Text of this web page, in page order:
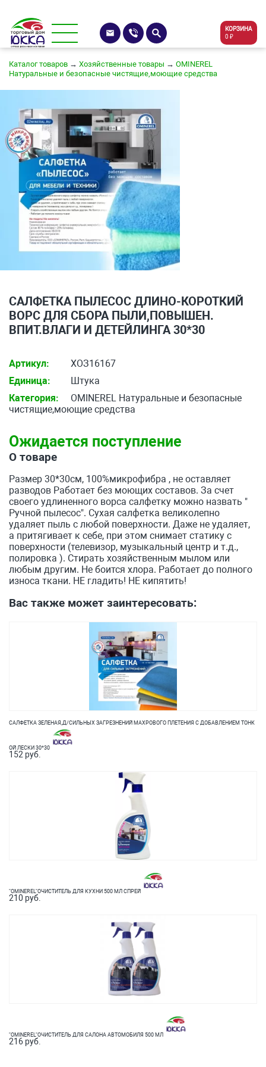
КОРЗИНА
0 ₽
Каталог товаров → Хозяйственные товары → OMINEREL
Натуральные и безопасные чистящие,моющие средства
САЛФЕТКА ПЫЛЕСОС ДЛИНО-КОРОТКИЙ
ВОРС ДЛЯ СБОРА ПЫЛИ,ПОВЫШЕН.
ВПИТ.ВЛАГИ И ДЕТЕЙЛИНГА 30*30
Артикул:
ХОЗ16167
Единица:
Штука
Категория:
OMINEREL Натуральные и безопасные
чистящие,моющие средства
Ожидается поступление
О товаре
Размер 30*30см, 100%микрофибра , не оставляет
разводов Работает без моющих составов. За счет
своего удлиненного ворса салфетку можно назвать "
Ручной пылесос". Сухая салфетка великолепно
удаляет пыль с любой поверхности. Даже не удаляет,
а притягивает к себе, при этом снимает статику с
поверхности (телевизор, музыкальный центр и т.д.,
полировка ). Стирать хозяйственным мылом или
любым другим. Не боится хлора. Работает до полного
износа ткани. НЕ гладить! НЕ кипятить!
Вас также может заинтересовать:
САЛФЕТКА ЗЕЛЕНАЯ,Д/СИЛЬНЫХ ЗАГРЕЗНЕНИЙ МАХРОВОГО ПЛЕТЕНИЯ С ДОБАВЛЕНИЕМ ТОНК
ОЙ ЛЕСКИ 30*30
152 руб.
"OMINEREL"ОЧИСТИТЕЛЬ ДЛЯ КУХНИ 500 МЛ СПРЕЙ
210 руб.
"OMINEREL"ОЧИСТИТЕЛЬ ДЛЯ САЛОНА АВТОМОБИЛЯ 500 МЛ
216 руб.